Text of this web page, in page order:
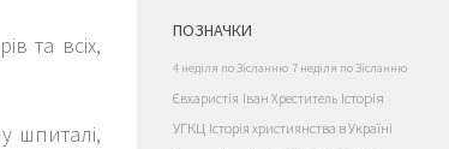
та всіх,
шпиталі,
ПОЗНАЧКИ
4 неділя по Зісланню 7 неділя по Зісланню
Євхаристія Іван Хреститель Історія
УГКЦ Історія християнства в Україні